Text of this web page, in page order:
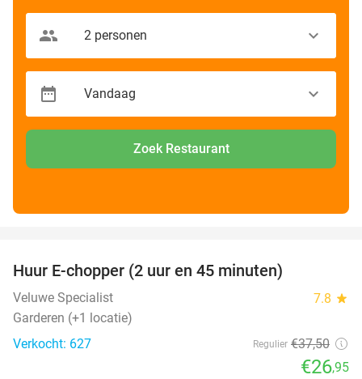
Zoek Restaurant
Huur E-chopper (2 uur en 45 minuten)
Veluwe Specialist 7.8 star
Garderen (+1 locatie)
Verkocht: 627
Regulier €37,50
€26,95